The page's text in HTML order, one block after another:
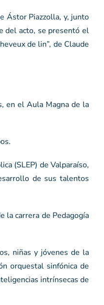
Ástor Piazzolla, y, junto
del acto, se presentó el
de lin”, de Claude
en el Aula Magna de la
(SLEP) de Valparaíso,
de sus talentos
la carrera de Pedagogía
niñas y jóvenes de la
orquestal sinfónica de
intrínsecas de